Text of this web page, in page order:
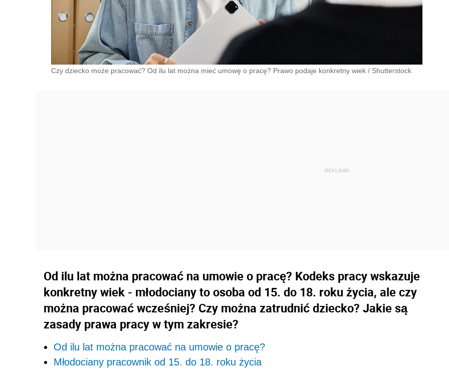
Czy dziecko może pracować? Od ilu lat można mieć umowę o pracę? Prawo podaje konkretny wiek / Shutterstock
Od ilu lat można pracować na umowie o pracę? Kodeks pracy wskazuje
konkretny wiek - młodociany to osoba od 15. do 18. roku życia, ale czy
można pracować wcześniej? Czy można zatrudnić dziecko? Jakie są
zasady prawa pracy w tym zakresie?
Od ilu lat można pracować na umowie o pracę?
Młodociany pracownik od 15. do 18. roku życia